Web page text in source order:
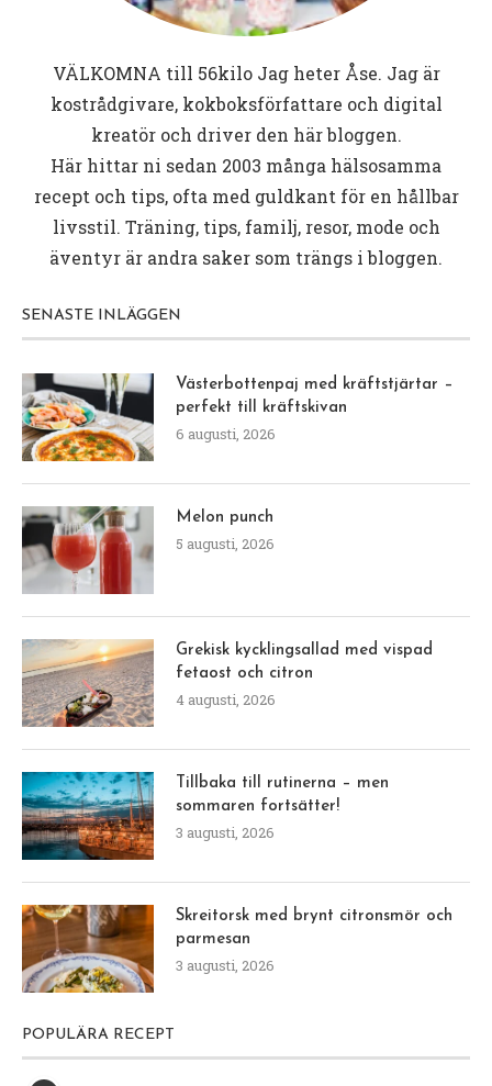
VÄLKOMNA till 56kiloJag heter Åse. Jag är
kostrådgivare, kokboksförfattare och digital
kreatör och driver den här bloggen.
Här hittar ni sedan 2003 många hälsosamma
recept och tips, ofta med guldkant för en hållbar
livsstil. Träning, tips, familj, resor, mode och
äventyr är andra saker som trängs i bloggen.
SENASTE INLÄGGEN
Västerbottenpaj med kräftstjärtar –
perfekt till kräftskivan
6 augusti, 2026
Melon punch
5 augusti, 2026
Grekisk kycklingsallad med vispad
fetaost och citron
4 augusti, 2026
Tillbaka till rutinerna – men
sommaren fortsätter!
3 augusti, 2026
Skreitorsk med brynt citronsmör och
parmesan
3 augusti, 2026
POPULÄRA RECEPT